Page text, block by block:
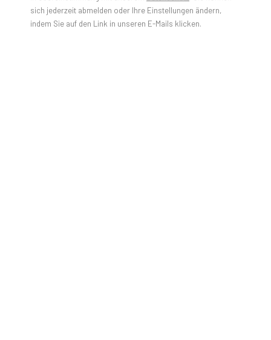
LOST WORLD
sich jederzeit abmelden oder Ihre Einstellungen ändern,
indem Sie auf den Link in unseren E-Mails klicken.